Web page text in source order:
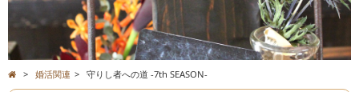
> 婚活関連 > 守りし者への道 -7th SEASON-